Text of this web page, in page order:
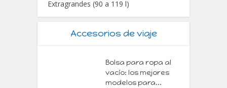
Extragrandes (90 a 119 l)
Accesorios de viaje
Bolsa para ropa al
vacío: los mejores
modelos para...